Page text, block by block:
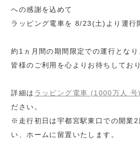
への感謝を込めて
ラッピング電車を 8/23(土)より運行
約1ヵ月間の期間限定での運行となり
皆様のご利用を心よりお待ちしており
詳細は ラッピング電車 (1000万人 号
ださい。
※走行初日は宇都宮駅東口での開業2
い、ホームに留置いたします。